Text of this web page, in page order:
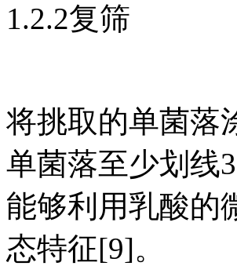
1.2.2复筛
将挑取的单菌落
单菌落至少划线
能够利用乳酸的
态特征[9]。